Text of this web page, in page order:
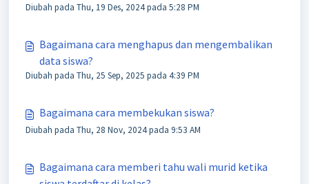
Diubah pada Thu, 19 Des, 2024 pada 5:28 PM
Bagaimana cara menghapus dan mengembalikan
data siswa?
Diubah pada Thu, 25 Sep, 2025 pada 4:39 PM
Bagaimana cara membekukan siswa?
Diubah pada Thu, 28 Nov, 2024 pada 9:53 AM
Bagaimana cara memberi tahu wali murid ketika